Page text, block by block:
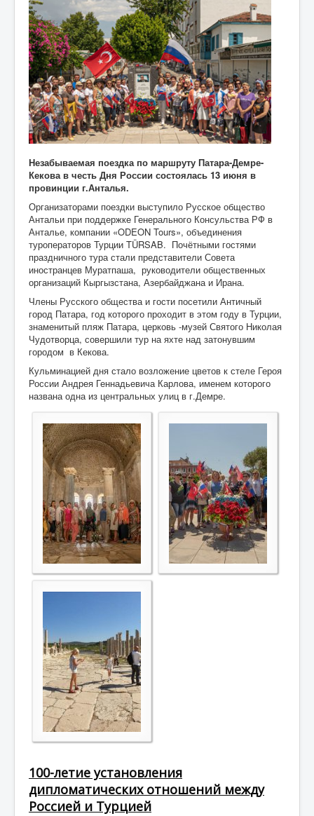
Незабываемая поездка по маршруту Патара-Демре-
Кекова в честь Дня России состоялась 13 июня в
провинции г.Анталья.
Организаторами поездки выступило Русское общество
Антальи при поддержке Генерального Консульства РФ в
Анталье, компании «ODEON Tours», объединения
туроператоров Турции TÜRSAB. Почётными гостями
праздничного тура стали представители Совета
иностранцев Муратпаша, руководители общественных
организаций Кыргызстана, Азербайджана и Ирана.
Члены Русского общества и гости посетили Античный
город Патара, год которого проходит в этом году в Турции,
знаменитый пляж Патара, церковь -музей Святого Николая
Чудотворца, совершили тур на яхте над затонувшим
городом в Кекова.
Кульминацией дня стало возложение цветов к стеле Героя
России Андрея Геннадьевича Карлова, именем которого
названа одна из центральных улиц в г.Демре.
100-летие установления
дипломатических отношений между
Россией и Турцией